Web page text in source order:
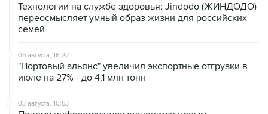
Технологии на службе здоровья: Jindodo (ЖИНДОДО)
переосмысляет умный образ жизни для российских
семей
05 августа, 16:22
"Портовый альянс" увеличил экспортные отгрузки в
июле на 27% - до 4,1 млн тонн
03 августа, 10:53